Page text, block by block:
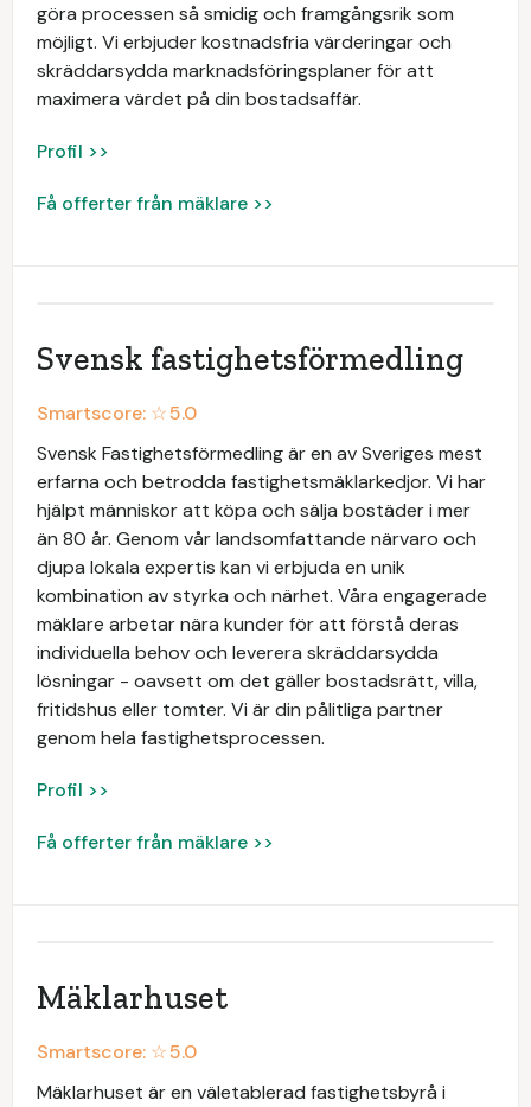
göra processen så smidig och framgångsrik som
möjligt. Vi erbjuder kostnadsfria värderingar och
skräddarsydda marknadsföringsplaner för att
maximera värdet på din bostadsaffär.
Profil >>
Få offerter från mäklare >>
Svensk fastighetsförmedling
Smartscore: ☆5.0
Svensk Fastighetsförmedling är en av Sveriges mest
erfarna och betrodda fastighetsmäklarkedjor. Vi har
hjälpt människor att köpa och sälja bostäder i mer
än 80 år. Genom vår landsomfattande närvaro och
djupa lokala expertis kan vi erbjuda en unik
kombination av styrka och närhet. Våra engagerade
mäklare arbetar nära kunder för att förstå deras
individuella behov och leverera skräddarsydda
lösningar - oavsett om det gäller bostadsrätt, villa,
fritidshus eller tomter. Vi är din pålitliga partner
genom hela fastighetsprocessen.
Profil >>
Få offerter från mäklare >>
Mäklarhuset
Smartscore: ☆5.0
Mäklarhuset är en väletablerad fastighetsbyrå i